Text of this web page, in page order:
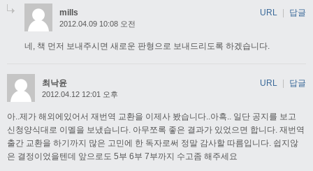
mills
2012.04.09 10:08 오전
네, 책 먼저 보내주시면 새로운 판형으로 보내드리도록 하겠습니다.
URL 답글
최낙윤
2012.04.12 12:01 오후
아..제가 해외에있어서 재번역 교환을 이제사 봤습니다..아흑.. 일단 공지를 보고
신청양식대로 이멜을 보냈습니다. 아무쪼록 좋은 결과가 있었으면 합니다. 재번역
출간 교환을 하기까지 많은 고민에 한 독자로써 정말 감사할 따름입니다. 쉽지않
은 결정이었을텐데 앞으로도 5부 6부 7부까지 수고좀 해주세요
URL 답글